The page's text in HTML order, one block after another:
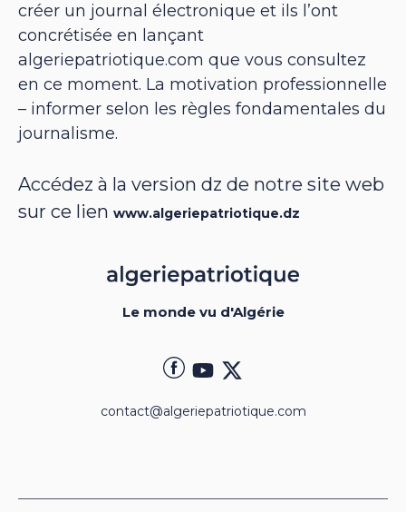
créer un journal électronique et ils l’ont
concrétisée en lançant
algeriepatriotique.com que vous consultez
en ce moment. La motivation professionnelle
– informer selon les règles fondamentales du
journalisme.
Accédez à la version dz de notre site web
sur ce lien www.algeriepatriotique.dz
Le monde vu d'Algérie
contact@algeriepatriotique.com